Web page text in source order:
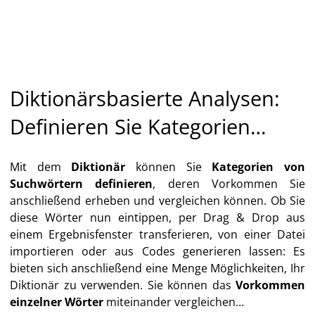
Diktionärsbasierte Analysen:
Definieren Sie Kategorien…
Mit dem Diktionär können Sie Kategorien von
Suchwörtern definieren, deren Vorkommen Sie
anschließend erheben und vergleichen können. Ob Sie
diese Wörter nun eintippen, per Drag & Drop aus
einem Ergebnisfenster transferieren, von einer Datei
importieren oder aus Codes generieren lassen: Es
bieten sich anschließend eine Menge Möglichkeiten, Ihr
Diktionär zu verwenden. Sie können das Vorkommen
einzelner Wörter miteinander vergleichen…